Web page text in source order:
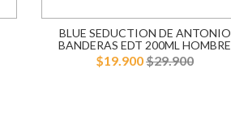
BLUE SEDUCTION DE ANTONIO
BANDERAS EDT 200ML HOMBRE
$19.900$29.900